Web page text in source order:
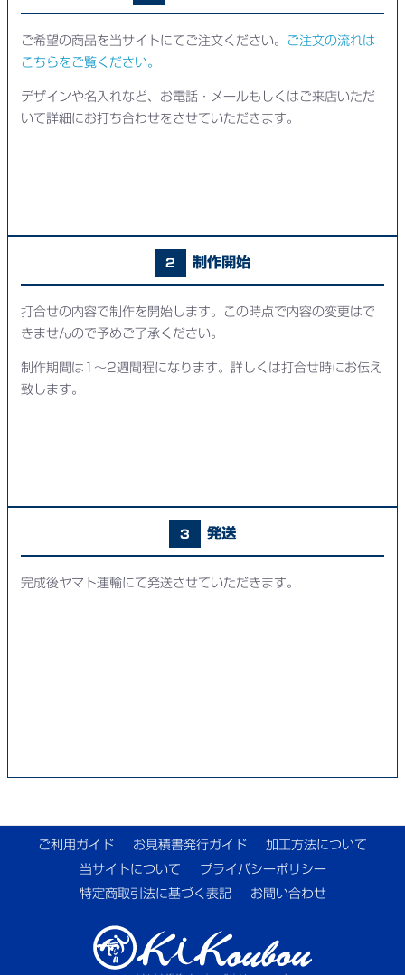
ご希望の商品を当サイトにてご注文ください。 ご注文の流れは
こちらをご覧ください。
デザインや名入れなど、お電話・メールもしくはご来店いただ
いて詳細にお打ち合わせをさせていただきます。
2 制作開始
打合せの内容で制作を開始します。この時点で内容の変更はで
きませんので予めご了承ください。
制作期間は1～2週間程になります。詳しくは打合せ時にお伝え
致します。
3 発送
完成後ヤマト運輸にて発送させていただきます。
ご利用ガイド お見積書発行ガイド
加工方法について
当サイトについて
プライバシーポリシー
特定商取引法に基づく表記
お問い合わせ